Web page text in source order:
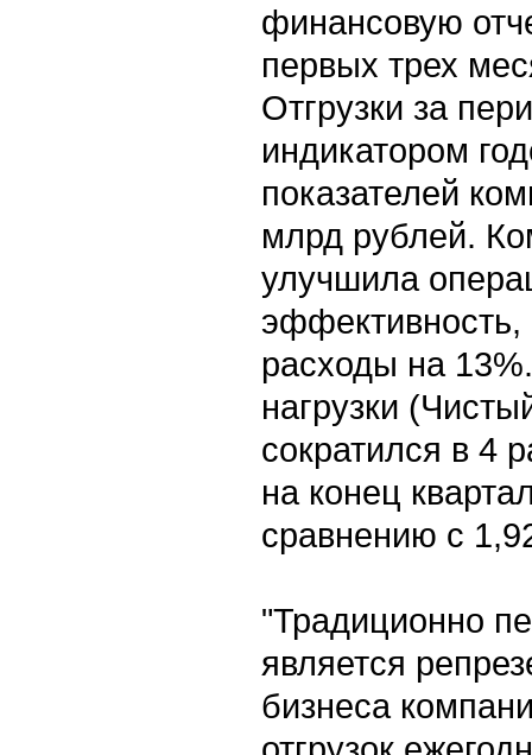
финансовую
первых трех
Отгрузки за
индикатором
показателей
млрд рублей.
улучшила
расходы на
нагрузки
сократился в 4
на конец
сравнению с
"Традиционно
является
бизнеса